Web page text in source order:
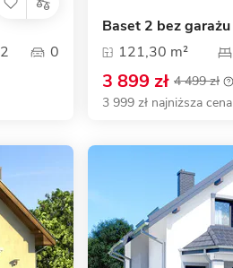
2 0
Baset 2 bez garażu
121,30 m²
3 899 zł 4 499 zł
3 999 zł najniższa cena